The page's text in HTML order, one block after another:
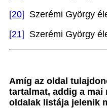
[20] Szerémi György
[21] Szerémi György
Amíg az oldal
tartalmat, addig a
oldalak listája jelenik